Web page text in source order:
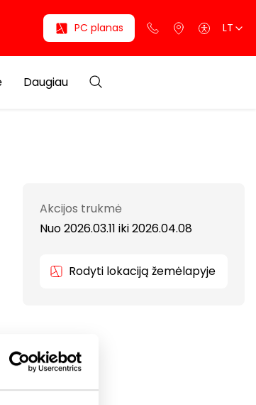
PC planas LT
Daugiau
Akcijos trukmė
Nuo 2026.03.11 iki2026.04.08
Rodyti lokaciją žemėlapyje